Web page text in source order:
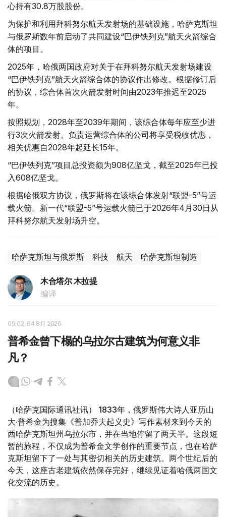
心持有30.8万股股份。
为保护和利用拜科努尔航天发射场的基础设施，哈萨克斯坦
与俄罗斯数年前启动了共同建设“巴伊铁列克”航天火箭综合
体的项目。
2025年，哈俄两国政府对关于在拜科努尔航天发射场建设
“巴伊铁列克”航天火箭综合体的协议作出修改。根据修订后
的协议，综合体首次火箭发射时间由2023年推迟至2025
年。
按照规划，2028年至2039年期间，该综合体每年应至少进
行3次火箭发射。负责运营综合体的公司将享受税收优惠，
相关优惠自2028年起延长15年。
“巴伊铁列克”项目总投资额为908亿坚戈，截至2025年已投
入608亿坚戈。
根据哈俄双方协议，俄罗斯将在该综合体发射“联盟-5”号运
载火箭。新一代“联盟-5”号运载火箭已于2026年4月30日从
拜科努尔航天发射场升空。
哈萨克斯坦与俄罗斯 科技 航天 哈萨克斯坦制造
木合塔尔 木拉提
编译
09:02, 04 8月 2026
普希金曾下榻的乌拉尔古建筑为何意义非
凡？
（哈萨克国际通讯社讯） 1833年，俄罗斯伟大诗人亚历山
大·普希金为搜集《普加乔夫起义史》写作素材来到今天的
西哈萨克斯坦州乌拉尔市，并在当地停留了两天半。这段短
暂的旅程，不仅成为普希金文学创作的重要节点，也在哈萨
克斯坦留下了一处与其密切相关的历史建筑。两个世纪后的
今天，这座古老建筑依然保存完好，继续见证着哈俄两国文
化交流的历史。